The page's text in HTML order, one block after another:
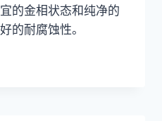
的金相状态和纯净的
的耐腐蚀性。